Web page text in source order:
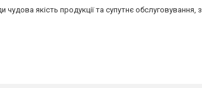
чудова якість продукції та супутнє